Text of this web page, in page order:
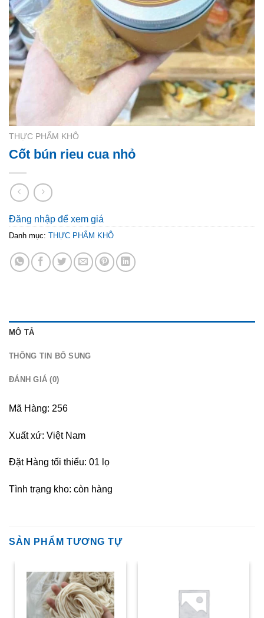
THỰC PHẨM KHÔ
Cốt bún rieu cua nhỏ
Đăng nhập để xem giá
Danh mục: THỰC PHẨM KHÔ
MÔ TẢ
THÔNG TIN BỔ SUNG
ĐÁNH GIÁ (0)
Mã Hàng: 256
Xuất xứ: Việt Nam
Đặt Hàng tối thiểu: 01 lọ
Tình trạng kho: còn hàng
SẢN PHẨM TƯƠNG TỰ